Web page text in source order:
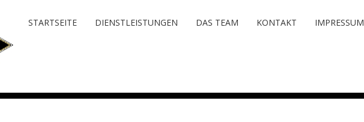
STARTSEITE DIENSTLEISTUNGEN DAS TEAM KONTAKT IMPRESSUM
Erfahren sie mehr. OKAY. VERSTANDEN.